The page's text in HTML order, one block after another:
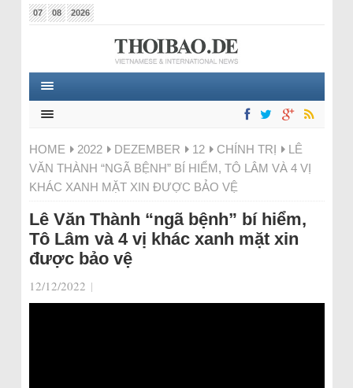
07 08 2026
HOME 2022 DEZEMBER 12 CHÍNH TRỊ
LÊ
VĂN THÀNH “NGÃ BỆNH” BÍ HIỂM, TÔ LÂM VÀ 4 VỊ
KHÁC XANH MẶT XIN ĐƯỢC BẢO VỆ
Lê Văn Thành “ngã bệnh” bí hiểm,
Tô Lâm và 4 vị khác xanh mặt xin
được bảo vệ
12/12/2022 |